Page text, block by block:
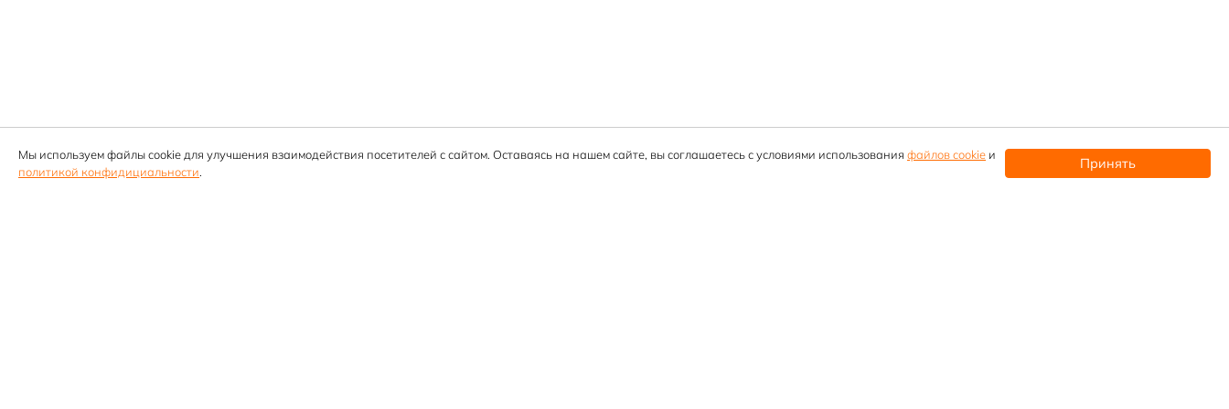
Мы используем файлы cookie для улучшения взаимодействия посетителей с сайтом. Оставаясь на нашем сайте, вы соглашаетесь с условиями использования файлов cookie и
политикой конфидициальности
Принять